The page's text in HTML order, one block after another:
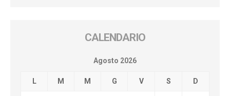
CALENDARIO
Agosto 2026
L M M G V S D